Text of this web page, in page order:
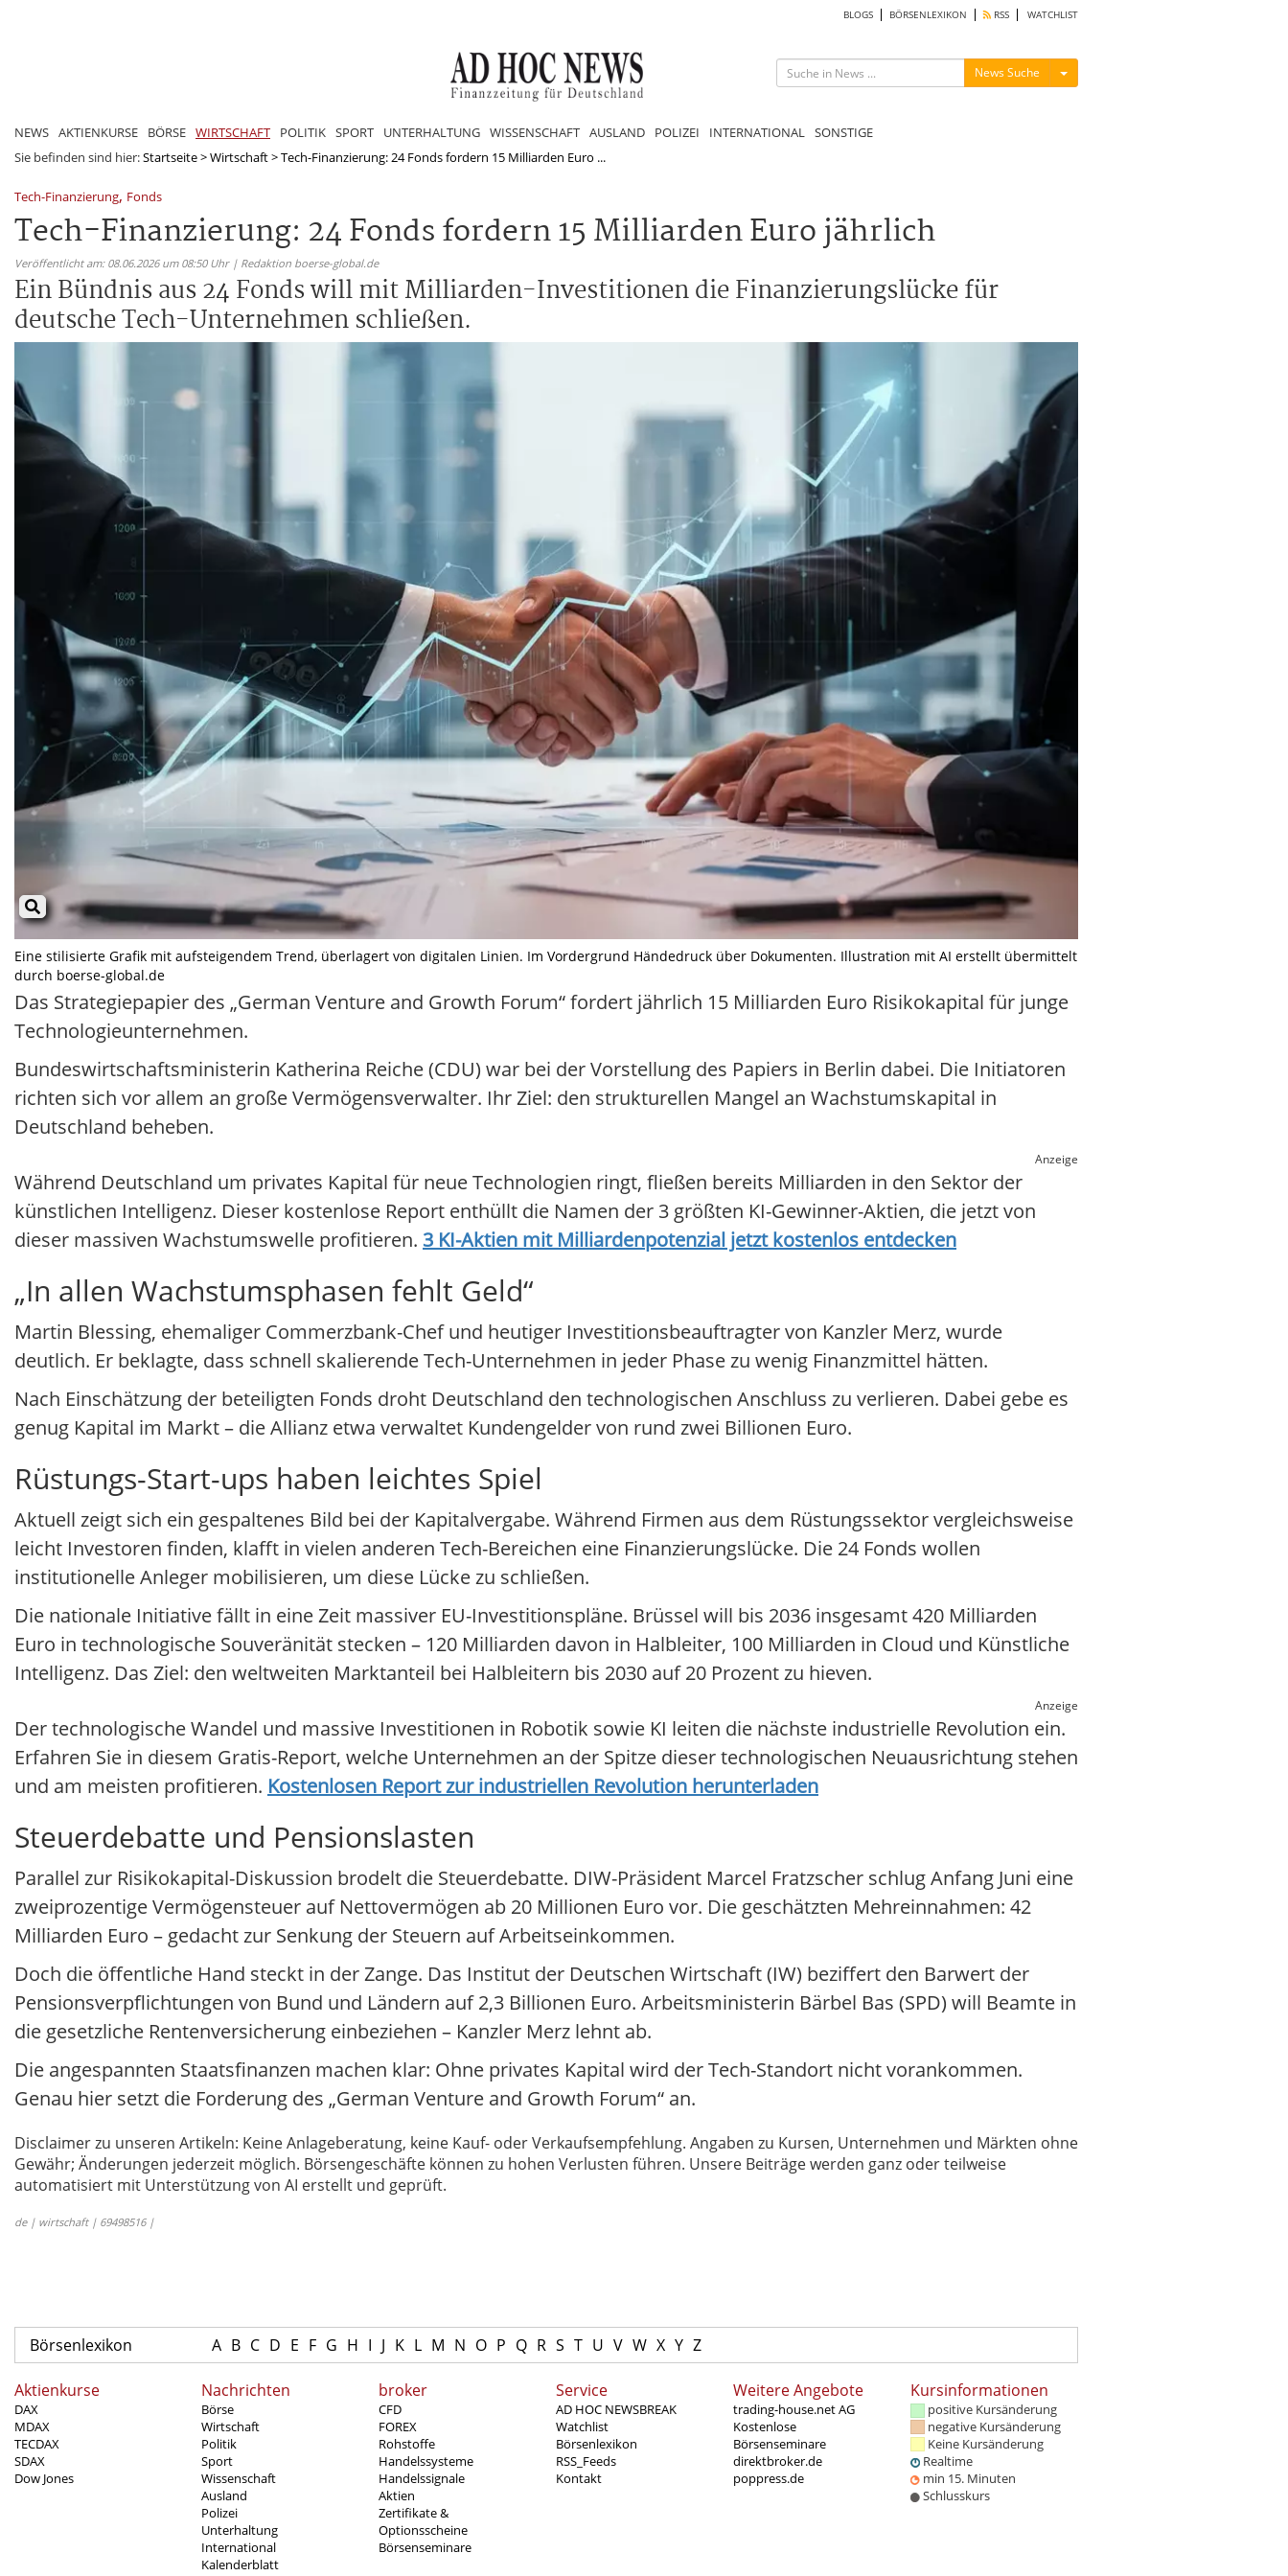
BLOGS BÖRSENLEXIKON RSS WATCHLIST
News Suche Menü ein-/ausblenden
NEWS AKTIENKURSE BÖRSE WIRTSCHAFT POLITIK SPORT UNTERHALTUNG WISSENSCHAFT AUSLAND POLIZEI INTERNATIONAL SONSTIGE
Sie befinden sind hier:Startseite>Wirtschaft>Tech-Finanzierung: 24 Fonds fordern 15 Milliarden Euro ...
Tech-Finanzierung, Fonds
Tech-Finanzierung: 24 Fonds fordern 15 Milliarden Euro jährlich
Veröffentlicht am: 08.06.2026 um 08:50 Uhr | Redaktion boerse-global.de
Ein Bündnis aus 24 Fonds will mit Milliarden-Investitionen die Finanzierungslücke für
deutsche Tech-Unternehmen schließen.
Eine stilisierte Grafik mit aufsteigendem Trend, überlagert von digitalen Linien. Im Vordergrund Händedruck über Dokumenten. Illustration mit AI erstellt übermittelt
durch boerse-global.de
Das Strategiepapier des „German Venture and Growth Forum“ fordert jährlich 15 Milliarden Euro Risikokapital für junge
Technologieunternehmen.
Bundeswirtschaftsministerin Katherina Reiche (CDU) war bei der Vorstellung des Papiers in Berlin dabei. Die Initiatoren
richten sich vor allem an große Vermögensverwalter. Ihr Ziel: den strukturellen Mangel an Wachstumskapital in
Deutschland beheben.
Anzeige
Während Deutschland um privates Kapital für neue Technologien ringt, fließen bereits Milliarden in den Sektor der
künstlichen Intelligenz. Dieser kostenlose Report enthüllt die Namen der 3 größten KI-Gewinner-Aktien, die jetzt von
dieser massiven Wachstumswelle profitieren. 3 KI-Aktien mit Milliardenpotenzial jetzt kostenlos entdecken
„In allen Wachstumsphasen fehlt Geld“
Martin Blessing, ehemaliger Commerzbank-Chef und heutiger Investitionsbeauftragter von Kanzler Merz, wurde
deutlich. Er beklagte, dass schnell skalierende Tech-Unternehmen in jeder Phase zu wenig Finanzmittel hätten.
Nach Einschätzung der beteiligten Fonds droht Deutschland den technologischen Anschluss zu verlieren. Dabei gebe es
genug Kapital im Markt – die Allianz etwa verwaltet Kundengelder von rund zwei Billionen Euro.
Rüstungs-Start-ups haben leichtes Spiel
Aktuell zeigt sich ein gespaltenes Bild bei der Kapitalvergabe. Während Firmen aus dem Rüstungssektor vergleichsweise
leicht Investoren finden, klafft in vielen anderen Tech-Bereichen eine Finanzierungslücke. Die 24 Fonds wollen
institutionelle Anleger mobilisieren, um diese Lücke zu schließen.
Die nationale Initiative fällt in eine Zeit massiver EU-Investitionspläne. Brüssel will bis 2036 insgesamt 420 Milliarden
Euro in technologische Souveränität stecken – 120 Milliarden davon in Halbleiter, 100 Milliarden in Cloud und Künstliche
Intelligenz. Das Ziel: den weltweiten Marktanteil bei Halbleitern bis 2030 auf 20 Prozent zu hieven.
Anzeige
Der technologische Wandel und massive Investitionen in Robotik sowie KI leiten die nächste industrielle Revolution ein.
Erfahren Sie in diesem Gratis-Report, welche Unternehmen an der Spitze dieser technologischen Neuausrichtung stehen
und am meisten profitieren. Kostenlosen Report zur industriellen Revolution herunterladen
Steuerdebatte und Pensionslasten
Parallel zur Risikokapital-Diskussion brodelt die Steuerdebatte. DIW-Präsident Marcel Fratzscher schlug Anfang Juni eine
zweiprozentige Vermögensteuer auf Nettovermögen ab 20 Millionen Euro vor. Die geschätzten Mehreinnahmen: 42
Milliarden Euro – gedacht zur Senkung der Steuern auf Arbeitseinkommen.
Doch die öffentliche Hand steckt in der Zange. Das Institut der Deutschen Wirtschaft (IW) beziffert den Barwert der
Pensionsverpflichtungen von Bund und Ländern auf 2,3 Billionen Euro. Arbeitsministerin Bärbel Bas (SPD) will Beamte in
die gesetzliche Rentenversicherung einbeziehen – Kanzler Merz lehnt ab.
Die angespannten Staatsfinanzen machen klar: Ohne privates Kapital wird der Tech-Standort nicht vorankommen.
Genau hier setzt die Forderung des „German Venture and Growth Forum“ an.
Disclaimer zu unseren Artikeln: Keine Anlageberatung, keine Kauf- oder Verkaufsempfehlung. Angaben zu Kursen, Unternehmen und Märkten ohne
Gewähr; Änderungen jederzeit möglich. Börsengeschäfte können zu hohen Verlusten führen. Unsere Beiträge werden ganz oder teilweise
automatisiert mit Unterstützung von AI erstellt und geprüft.
de | wirtschaft | 69498516 |
Börsenlexikon A B C D E F G H I J K L M N O P Q R S T U V W X Y Z
Aktienkurse
DAX
MDAX
TECDAX
SDAX
Dow Jones
Nachrichten
Börse
Wirtschaft
Politik
Sport
Wissenschaft
Ausland
Polizei
Unterhaltung
International
Kalenderblatt
broker
CFD
FOREX
Rohstoffe
Handelssysteme
Handelssignale
Aktien
Zertifikate &
Optionsscheine
Börsenseminare
Service
AD HOC NEWSBREAK
Watchlist
Börsenlexikon
RSS_Feeds
Kontakt
Weitere Angebote
trading-house.net AG
Kostenlose
Börsenseminare
direktbroker.de
poppress.de
Kursinformationen
positive Kursänderung
negative Kursänderung
Keine Kursänderung
Realtime
min 15. Minuten
Schlusskurs